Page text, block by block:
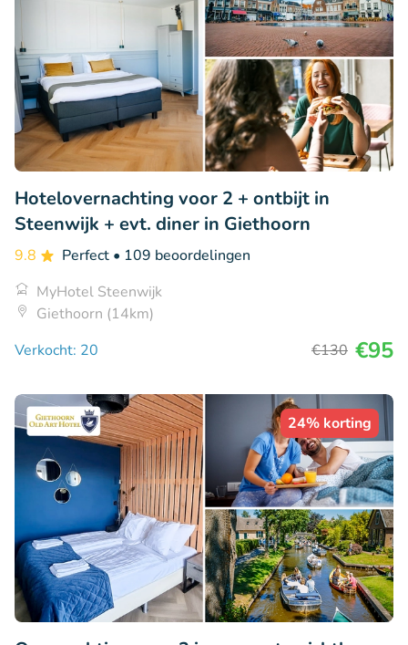
Hotelovernachting voor 2 + ontbijt in
Steenwijk + evt. diner in Giethoorn
9.8 Perfect • 109 beoordelingen
MyHotel Steenwijk
Giethoorn (14km)
Verkocht: 20
€130 €95
24% korting